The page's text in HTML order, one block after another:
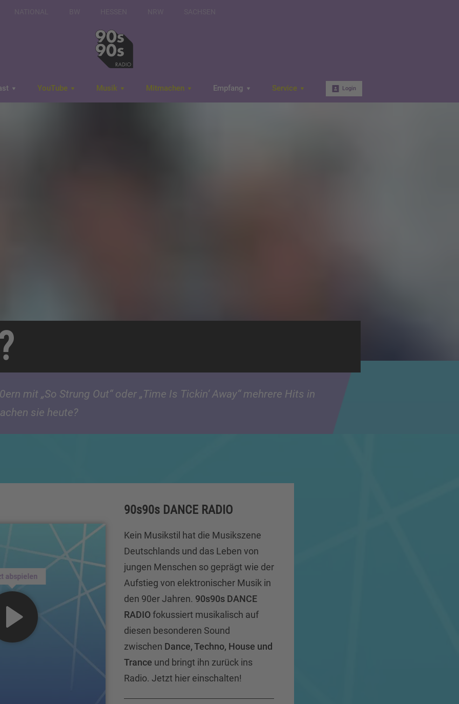
YouTube Musik Mitmachen Empfang Service Login
mit „So Strung Out“ oder „Time Is Tickin‘ Away“ mehrere Hits in
sie heute?
abspielen
90s90s DANCE RADIO
Kein Musikstil hat die Musikszene
Deutschlands und das Leben von
jungen Menschen so geprägt wie der
Aufstieg von elektronischer Musik in
den 90er Jahren. 90s90s DANCE
RADIOfokussiert musikalisch auf
diesen besonderen Sound
zwischen Dance, Techno, House und
Trance und bringt ihn zurück ins
Radio. Jetzt hier einschalten!